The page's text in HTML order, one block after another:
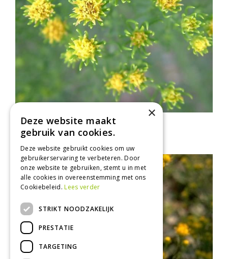
Aster
Aster linosyris
×
Deze website maakt
gebruik van cookies.
Deze website gebruikt cookies om uw
gebruikerservaring te verbeteren. Door
onze website te gebruiken, stemt u in met
alle cookies in overeenstemming met ons
Cookiebeleid.Lees verder
STRIKT NOODZAKELIJK
PRESTATIE
TARGETING